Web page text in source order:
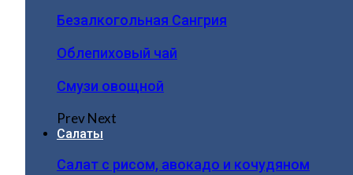
Безалкогольная Сангрия
Облепиховый чай
Смузи овощной
PrevNext
Салаты
Салат с рисом, авокадо и кочудяном